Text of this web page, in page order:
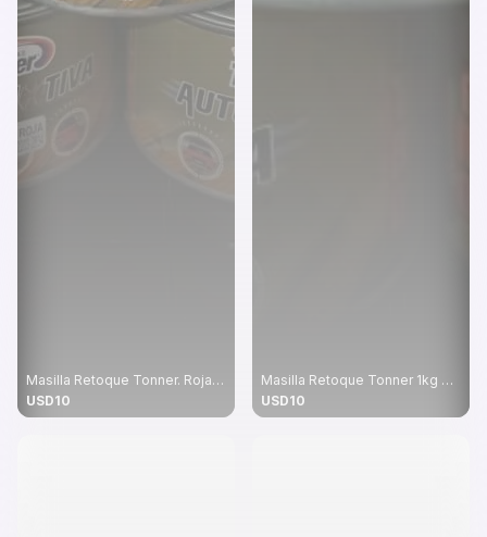
Masilla Retoque Tonner. Roja Secado Rapido 1kg
USD10
Masilla Retoque Tonner 1kg Gris. Secado Rapido
USD10